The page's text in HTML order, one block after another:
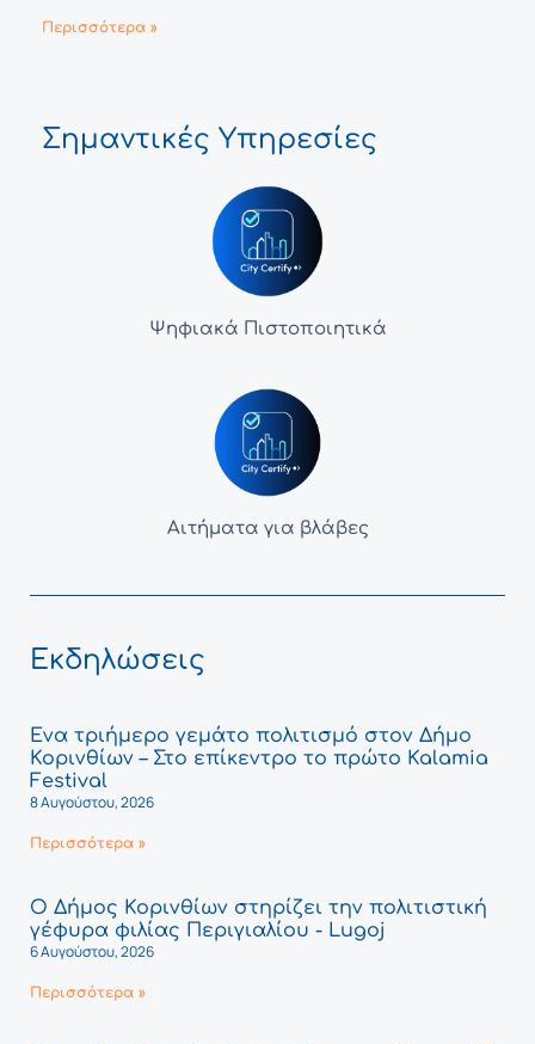
Περισσότερα »
Σημαντικές Υπηρεσίες
Ψηφιακά Πιστοποιητικά
Αιτήματα για βλάβες
Εκδηλώσεις
Ένα τριήμερο γεμάτο πολιτισμό στον Δήμο
Κορινθίων – Στο επίκεντρο το πρώτο Kalamia
Festival
8 Αυγούστου, 2026
Περισσότερα »
Ο Δήμος Κορινθίων στηρίζει την πολιτιστική
γέφυρα φιλίας Περιγιαλίου - Lugoj
6 Αυγούστου, 2026
Περισσότερα »